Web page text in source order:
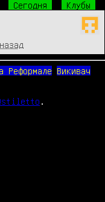
Сегодня
Клубы
Реформале
Викивач